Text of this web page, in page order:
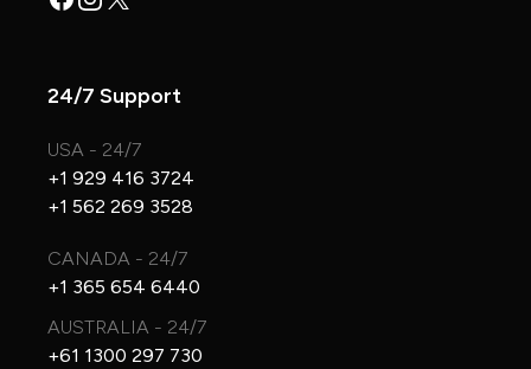
24/7 Support
USA - 24/7
+1 929 416 3724
+1 562 269 3528
CANADA - 24/7
+1 365 654 6440
AUSTRALIA - 24/7
+61 1300 297 730